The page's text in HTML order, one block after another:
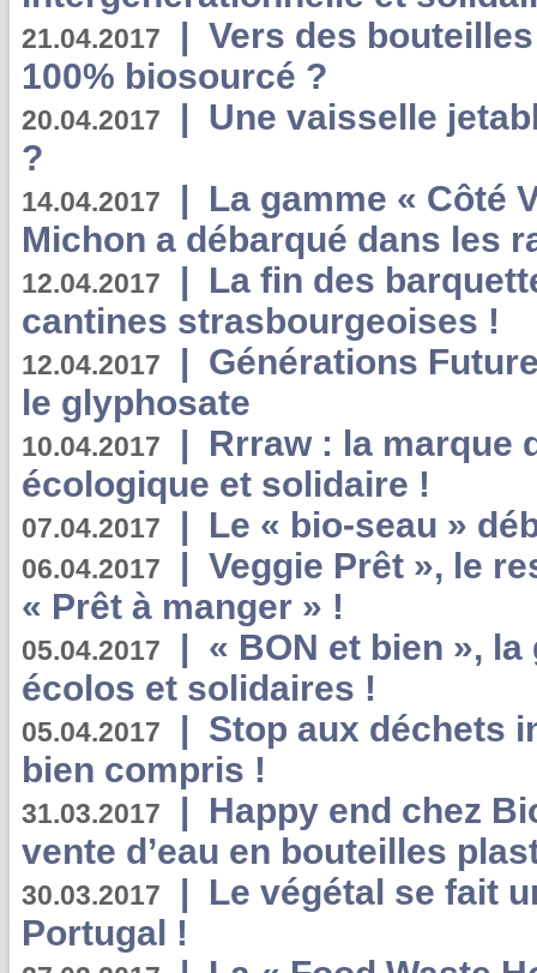
21.04.2017 | Vers des
100% biosourcé ?
20.04.2017 | Une vaisselle
?
14.04.2017 | La gamme « Côté
Michon a débarqué dans les
12.04.2017 | La fin des
cantines strasbourgeoises !
12.04.2017 | Générations
le glyphosate
10.04.2017 | Rrraw : la marque
écologique et solidaire !
07.04.2017 | Le « bio-seau »
06.04.2017 | Veggie Prêt », le
« Prêt à manger » !
05.04.2017 | « BON et bien »,
écolos et solidaires !
05.04.2017 | Stop aux déchets
bien compris !
31.03.2017 | Happy end chez
vente d’eau en bouteilles
30.03.2017 | Le végétal se fait
Portugal !